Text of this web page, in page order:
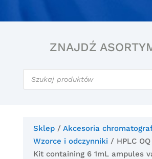
ZNAJDŹ
Wyszukiwarka
produktów
Sklep/ Akcesoria
Wzorce i odczynniki / HPLC
Kit containing 6 1mL ampules